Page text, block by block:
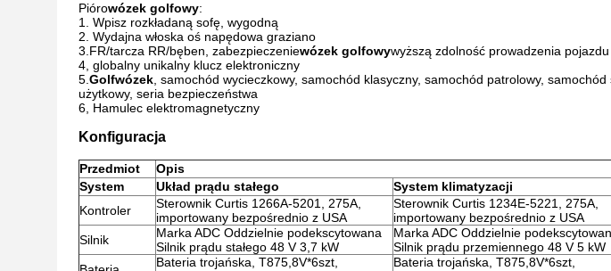
Piórowózek golfowy:
1. Wpisz rozkładaną sofę, wygodną
2. Wydajna włoska oś napędowa graziano
3.FR/tarcza RR/bęben, zabezpieczeniewózek golfowywyższą zdolność prowadzenia pojazdu
4, globalny unikalny klucz elektroniczny
5. Golfwózek , samochód wycieczkowy, samochód klasyczny, samochód patrolowy,
użytkowy, seria bezpieczeństwa
6, Hamulec elektromagnetyczny
Konfiguracja
Przedmiot
Opis
System
Układ prądu stałego
System klimatyzacji
Kontroler
Sterownik Curtis 1266A-5201, 275A,
importowany bezpośrednio z USA
Sterownik Curtis 1234E-5221, 275A,
importowany bezpośrednio z USA
Silnik
Marka ADC Oddzielnie podekscytowana
Silnik prądu stałego 48 V 3,7 kW
Marka ADC Oddzielnie
Silnik prądu przemiennego 48 V 5 kW
Bateria trojańska, T875,8V*6szt,
Bateria trojańska, T875,8V*6szt,